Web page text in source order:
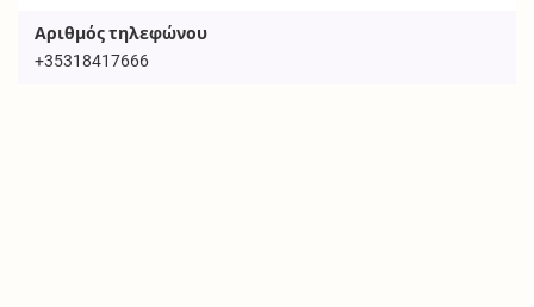
Αριθμός τηλεφώνου
+35318417666